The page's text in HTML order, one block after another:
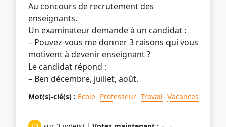
Au concours de recrutement des
enseignants.
Un examinateur demande à un candidat :
– Pouvez-vous me donner 3 raisons qui vous
motivent à devenir enseignant ?
Le candidat répond :
– Ben décembre, juillet, août.
Mot(s)-clé(s) : Ecole Professeur Travail Vacances